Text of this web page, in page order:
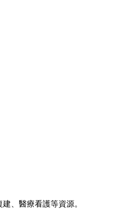
、醫療看護等資源。